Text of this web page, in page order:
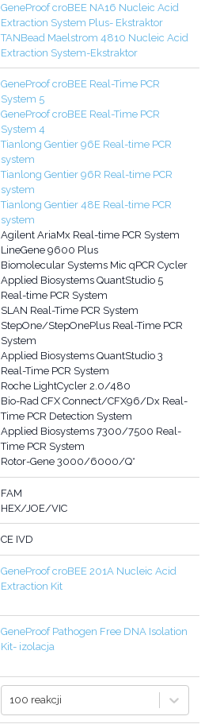
GeneProof croBEE NA16 Nucleic Acid
Extraction System Plus- Ekstraktor
TANBead Maelstrom 4810 Nucleic Acid
Extraction System-Ekstraktor
GeneProof croBEE Real-Time PCR
System 5
GeneProof croBEE Real-Time PCR
System 4
Tianlong Gentier 96E Real-time PCR
system
Tianlong Gentier 96R Real-time PCR
system
Tianlong Gentier 48E Real-time PCR
system
Agilent AriaMx Real-time PCR System
LineGene 9600 Plus
Biomolecular Systems Mic qPCR Cycler
Applied Biosystems QuantStudio 5
Real-time PCR System
SLAN Real-Time PCR System
StepOne/StepOnePlus Real-Time PCR
System
Applied Biosystems QuantStudio 3
Real-Time PCR System
Roche LightCycler 2.0/480
Bio-Rad CFX Connect/CFX96/Dx Real-
Time PCR Detection System
Applied Biosystems 7300/7500 Real-
Time PCR System
Rotor-Gene 3000/6000/Q*
FAM
HEX/JOE/VIC
CE IVD
GeneProof croBEE 201A Nucleic Acid
Extraction Kit
GeneProof Pathogen Free DNA Isolation
Kit- izolacja
100 reakcji